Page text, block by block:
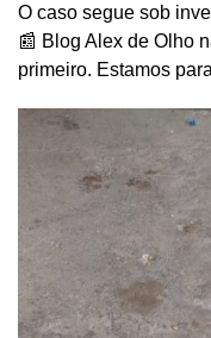
O caso segue sob
📰 Blog Alex de Olho
primeiro. Estamos